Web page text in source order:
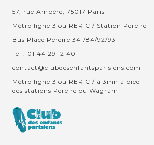
57, rue Ampère, 75017 Paris
Métro ligne 3 ou RER C / Station Pereire
Bus Place Pereire 341/84/92/93
Tel : 01 44 29 12 40
contact@clubdesenfantsparisiens.com
Métro ligne 3 ou RER C / à 3mn à pied
des stations Pereire ou Wagram